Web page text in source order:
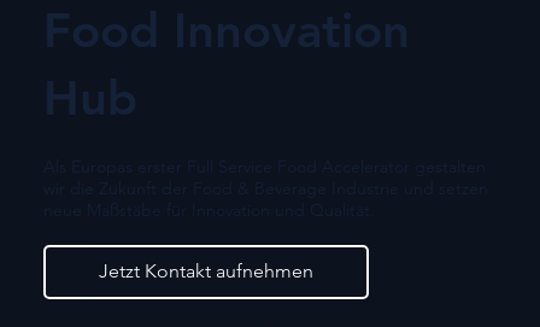
Food Innovation
Hub
Als Europas erster Full Service Food Accelerator gestalten
wir die Zukunft der Food & Beverage Industrie und setzen
neue Maßstäbe für Innovation und Qualität.
Jetzt Kontakt aufnehmen